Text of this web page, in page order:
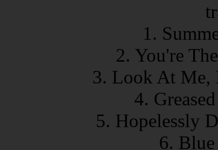
1.
2. You're
3. Look At Me,
4.
5. Hopelessly
6.